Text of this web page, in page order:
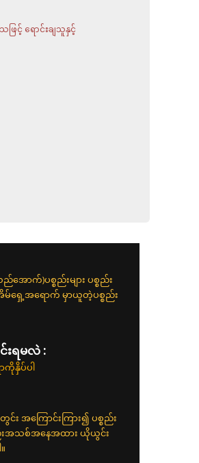
င့် ရောင်းချသူနှင့်
က်)ပစ္စည်းများ ပစ္စည်း
အိမ်ရှေ့အရောက် မှာယူတဲ့ပစ္စည်း
ရမလဲ :
ကိုနှိပ်ပါ
အကြောင်းကြား၍ ပစ္စည်း
ည်းအသစ်အနေအထား ယိုယွင်း